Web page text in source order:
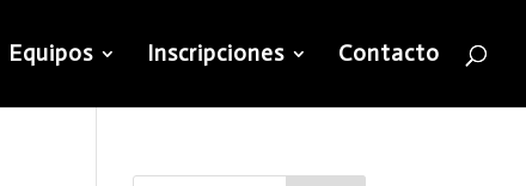
Equipos Inscripciones Contacto